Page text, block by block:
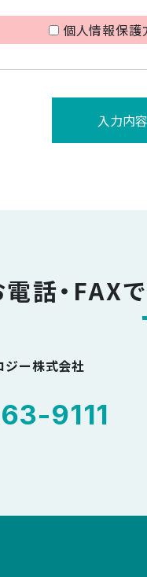
個人情報保護
入力内
電話・FAX
ジー株式会社
9111